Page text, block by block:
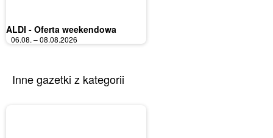
ALDI - Oferta weekendowa
06.08. – 08.08.2026
Inne gazetki z kategorii